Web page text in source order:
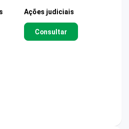
Ações judiciais
Consultar